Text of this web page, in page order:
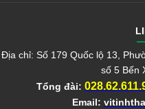
Địa chỉ: Số 179 Quốc lộ 13,
số 5 Bến
Tổng đài:
Email: